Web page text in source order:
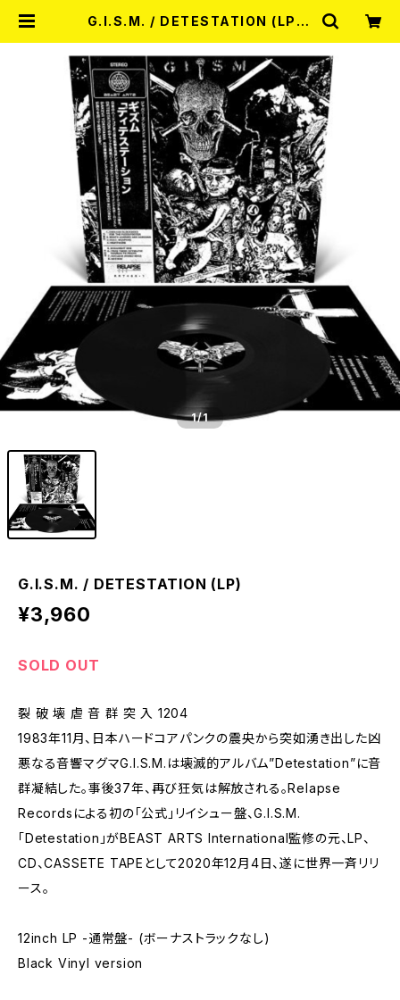
G.I.S.M. / DETESTATION (LP) |
1/1
G.I.S.M. / DETESTATION (LP)
¥3,960
SOLD OUT
裂 破 壊 虐 音 群 突 入 1204
1983年11月、日本ハードコアパンクの震央から突如湧き出した凶
悪なる音響マグマG.I.S.M.は壊滅的アルバム”Detestation”に音
群凝結した。事後37年、再び狂気は解放される。Relapse
Recordsによる初の「公式」リイシュー盤、G.I.S.M.
「Detestation」がBEAST ARTS International監修の元、LP、
CD、CASSETE TAPEとして2020年12月4日、遂に世界一斉リリ
ース。
12inch LP -通常盤- (ボーナストラックなし)
Black Vinyl version